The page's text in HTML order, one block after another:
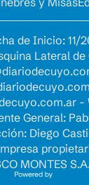
de Inicio: 11/
Lateral
-
General:
Diego
MONTES